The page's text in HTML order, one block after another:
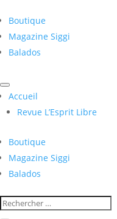
Boutique
Magazine Siggi
Balados
Accueil
Revue L’Esprit Libre
Boutique
Magazine Siggi
Balados